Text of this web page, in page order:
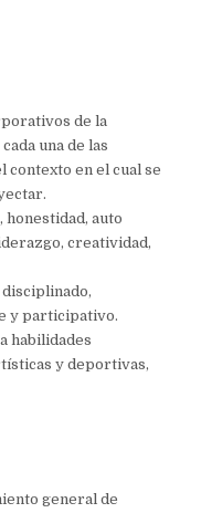
de la
una de las
contexto en el cual se
honestidad, auto
creatividad,
y participativo.
habilidades
y deportivas,
general de